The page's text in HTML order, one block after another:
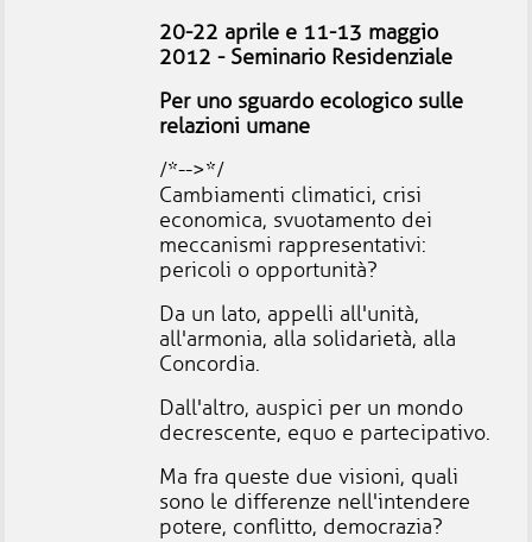
20-22 aprile e 11-13 maggio
2012 - Seminario Residenziale
Per uno sguardo ecologico sulle
relazioni umane
/*-->*/
Cambiamenti climatici, crisi
economica, svuotamento dei
meccanismi rappresentativi:
pericoli o opportunità?
Da un lato, appelli all'unità,
all'armonia, alla solidarietà, alla
Concordia.
Dall'altro, auspici per un mondo
decrescente, equo e partecipativo.
Ma fra queste due visioni, quali
sono le differenze nell'intendere
potere, conflitto, democrazia?